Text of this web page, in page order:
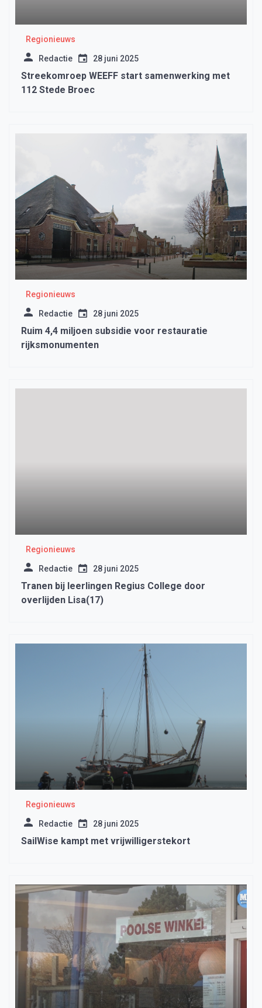
Regionieuws
Redactie 28 juni 2025
Streekomroep WEEFF start samenwerking met
112 Stede Broec
Regionieuws
Redactie 28 juni 2025
Ruim 4,4 miljoen subsidie voor restauratie
rijksmonumenten
Regionieuws
Redactie 28 juni 2025
Tranen bij leerlingen Regius College door
overlijden Lisa(17)
Regionieuws
Redactie 28 juni 2025
SailWise kampt met vrijwilligerstekort